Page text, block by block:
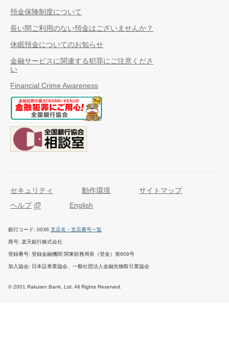
預金保険制度について
長い間ご利用のない預金はございませんか？
休眠預金についてのお知らせ
金融サービスに関連する犯罪にご注意くださ
い
Financial Crime Awareness
セキュリティ 動作環境
サイトマップ
ヘルプ
English
銀行コード 0036 支店名・支店番号一覧
商号 楽天銀行株式会社
登録番号 登録金融機関 関東財務局長（登金）第609号
加入協会 日本証券業協会、一般社団法人金融先物取引業協会
© 2001 Rakuten Bank, Ltd. All Rights Reserved.